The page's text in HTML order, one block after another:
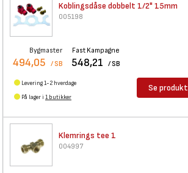
Koblingsdåse dobbelt 1/2" 15mm
005198
Bygmaster
494,05 / SB
Fast Kampagne
548,21 / SB
Levering 1-2 hverdage
På lager i 1 butikker
Se produkt
Klemrings tee 1
004997